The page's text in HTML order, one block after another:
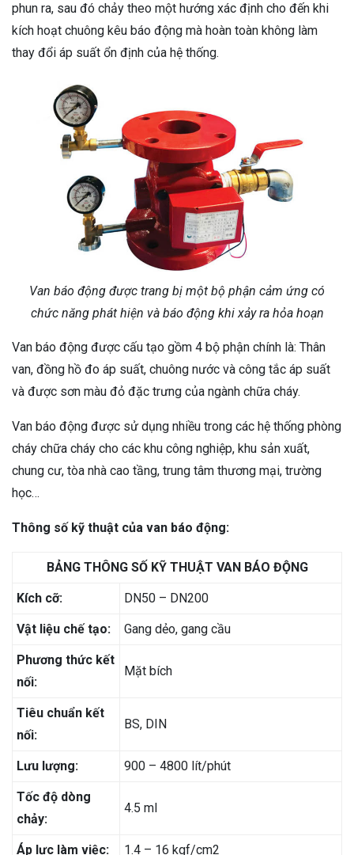
phun ra, sau đó chảy theo một hướng xác định cho đến khi
kích hoạt chuông kêu báo động mà hoàn toàn không làm
thay đổi áp suất ổn định của hệ thống.
Van báo động được trang bị một bộ phận cảm ứng có
chức năng phát hiện và báo động khi xảy ra hỏa hoạn
Van báo động được cấu tạo gồm 4 bộ phận chính là: Thân
van, đồng hồ đo áp suất, chuông nước và công tắc áp suất
và được sơn màu đỏ đặc trưng của ngành chữa cháy.
Van báo động được sử dụng nhiều trong các hệ thống phòng
cháy chữa cháy cho các khu công nghiệp, khu sản xuất,
chung cư, tòa nhà cao tầng, trung tâm thương mại, trường
học…
Thông số kỹ thuật của van báo động:
BẢNG THÔNG SỐ KỸ THUẬT VAN BÁO ĐỘNG
Kích cỡ: DN50 – DN200
Vật liệu chế tạo: Gang dẻo, gang cầu
Phương thức kết
nối:
Mặt bích
Tiêu chuẩn kết
nối:
BS, DIN
Lưu lượng: 900 – 4800 lít/phút
Tốc độ dòng
chảy:
4.5 ml
Áp lực làm việc: 1.4 – 16 kgf/cm2